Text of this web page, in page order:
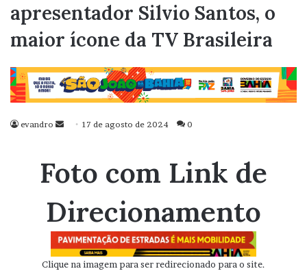
apresentador Silvio Santos, o
maior ícone da TV Brasileira
evandro
Mande
mail
17 de agosto de 2024 0
Foto com Link de
Direcionamento
Clique na imagem para ser redirecionado para o site.